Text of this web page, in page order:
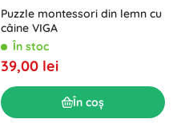
Puzzle montessori din lemn cu
câine VIGA
În stoc
39,00 lei
În coș